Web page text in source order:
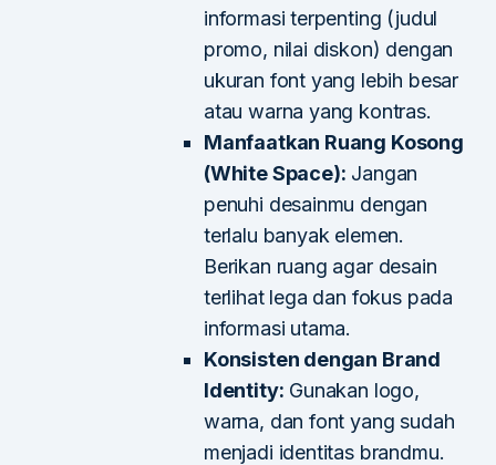
informasi terpenting (judul
promo, nilai diskon) dengan
ukuran font yang lebih besar
atau warna yang kontras.
Manfaatkan Ruang Kosong
(White Space): Jangan
penuhi desainmu dengan
terlalu banyak elemen.
Berikan ruang agar desain
terlihat lega dan fokus pada
informasi utama.
Konsisten dengan Brand
Identity: Gunakan logo,
warna, dan font yang sudah
menjadi identitas brandmu.